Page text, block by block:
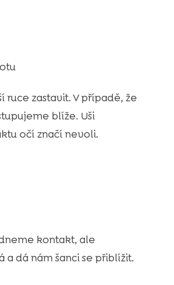
ruce zastavit. V případě, že
blíže. Uši
očí značí nevoli.
kontakt, ale
dá nám šanci se přiblížit.